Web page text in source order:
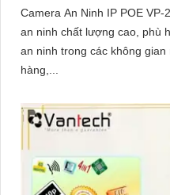
Camera An Ninh IP POE
an ninh chất lượng cao, phù
an ninh trong các không
hàng,...